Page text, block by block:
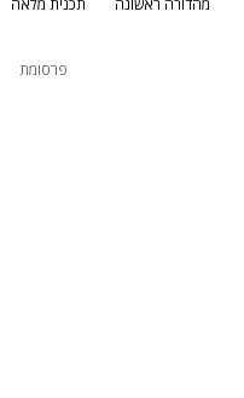
מהדורה ראשונה תכנית מלאה
פרסומת